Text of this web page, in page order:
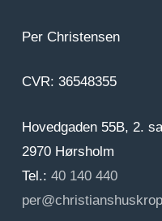
Per Christensen
CVR: 36548355
Hovedgaden 55B, 2.
2970 Hørsholm
Tel.: 40 140 440